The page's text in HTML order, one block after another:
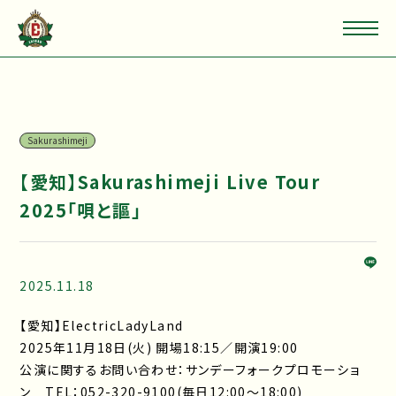
Sakurashimeji
【愛知】Sakurashimeji Live Tour
2025「唄と謳」
2025.11.18
【愛知】ElectricLadyLand
2025年11月18日(火) 開場18:15／開演19:00
公演に関するお問い合わせ：サンデーフォークプロモーショ
ン TEL：052-320-9100(毎日12:00～18:00)